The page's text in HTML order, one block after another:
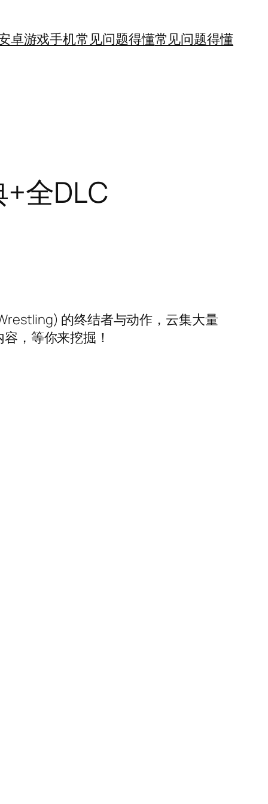
卓游戏手机常见问题得懂常见问题得懂
全DLC
的终结者与动作，云集大量
，等你来挖掘！